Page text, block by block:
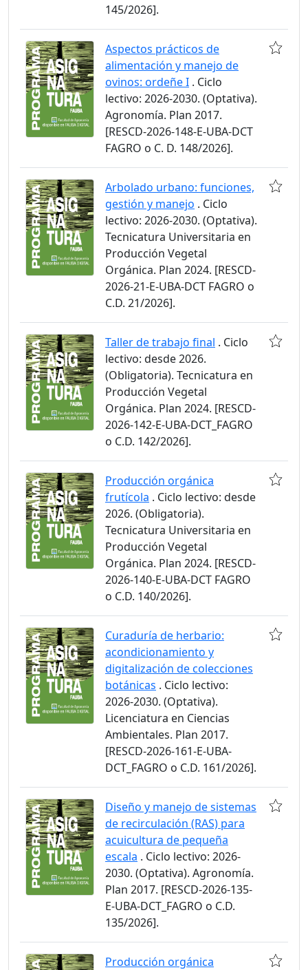
145/2026].
Aspectos prácticos de
alimentación y manejo de
ovinos: ordeñe I . Ciclo
lectivo: 2026-2030. (Optativa).
Agronomía. Plan 2017.
[RESCD-2026-148-E-UBA-DCT
FAGRO o C. D. 148/2026].
Arbolado urbano: funciones,
gestión y manejo . Ciclo
lectivo: 2026-2030. (Optativa).
Tecnicatura Universitaria en
Producción Vegetal
Orgánica. Plan 2024. [RESCD-
2026-21-E-UBA-DCT FAGRO o
C.D. 21/2026].
Taller de trabajo final . Ciclo
lectivo: desde 2026.
(Obligatoria). Tecnicatura en
Producción Vegetal
Orgánica. Plan 2024. [RESCD-
2026-142-E-UBA-DCT_FAGRO
o C.D. 142/2026].
Producción orgánica
frutícola . Ciclo lectivo: desde
2026. (Obligatoria).
Tecnicatura Universitaria en
Producción Vegetal
Orgánica. Plan 2024. [RESCD-
2026-140-E-UBA-DCT FAGRO
o C.D. 140/2026].
Curaduría de herbario:
acondicionamiento y
digitalización de colecciones
botánicas . Ciclo lectivo:
2026-2030. (Optativa).
Licenciatura en Ciencias
Ambientales. Plan 2017.
[RESCD-2026-161-E-UBA-
DCT_FAGRO o C.D. 161/2026].
Diseño y manejo de sistemas
de recirculación (RAS) para
acuicultura de pequeña
escala . Ciclo lectivo: 2026-
2030. (Optativa). Agronomía.
Plan 2017. [RESCD-2026-135-
E-UBA-DCT_FAGRO o C.D.
135/2026].
Producción orgánica